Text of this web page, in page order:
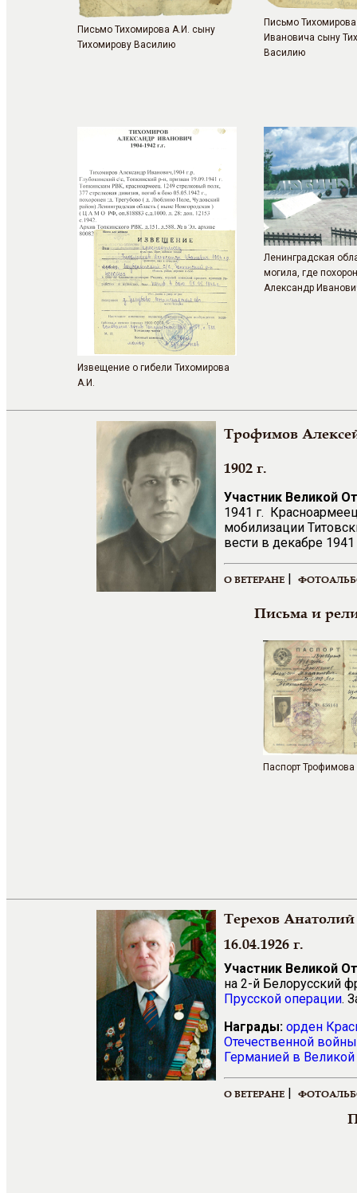
Письмо Тихомирова А.И. сыну
Тихомирову Василию
Письмо
Ивановича сыну
Василию
Извещение о гибели Тихомирова
А.И.
Ленинградская
могила, где
Александр
Трофимов
1902 г.
Участник Великой
1941 г.
мобилизации
вести в декабре
О ВЕТЕРАНЕ |
Письма и
Паспорт
Терехов
16.04.1926 г.
Участник Великой
на 2-й Белорусский
Прусской операции.
Награды: орден
Отечественной
Германией в Великой
О ВЕТЕРАНЕ |